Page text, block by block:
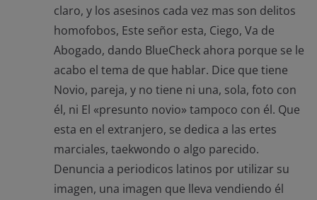
claro, y los asesinos cada vez mas son delitos
homofobos, Este señor esta, Ciego, Va de
Abogado, dando BlueCheck ahora porque se le
acabo el tema de que hablar. Dice que tiene
Novio, pareja, y no tiene ni una, sola, foto con
él, ni El «presunto novio» tampoco con él. Que
esta en el extranjero, se dedica a las ertes
marciales, taekwondo o algo parecido.
Denuncia a periodicos latinos por utilizar su
imagen, una imagen que lleva vendiendo él